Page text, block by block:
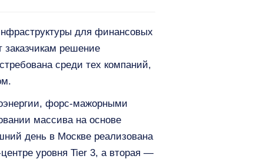
для финансовых
заказчикам решение
среди тех компаний,
форс-мажорными
массива на основе
день в Москве реализована
уровня Tier 3, а вторая —